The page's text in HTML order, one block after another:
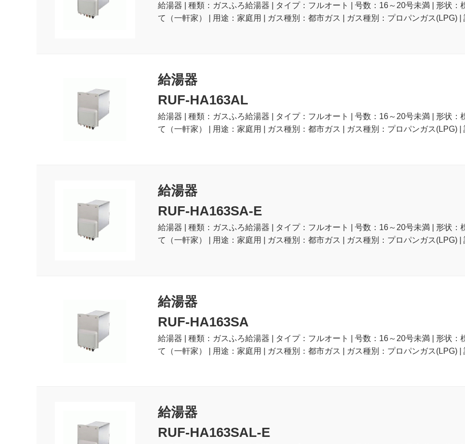
給湯器 | 種類：ガスふろ給湯器 | タイプ：フルオート | 号数：16～20号未満 | 形状
て（一軒家） | 用途：家庭用 | ガス種別：都市ガス | ガス種別：プロパンガス(LPG) |
給湯器
RUF-HA163AL
給湯器 | 種類：ガスふろ給湯器 | タイプ：フルオート | 号数：16～20号未満 | 形状
て（一軒家） | 用途：家庭用 | ガス種別：都市ガス | ガス種別：プロパンガス(LPG) |
給湯器
RUF-HA163SA-E
給湯器 | 種類：ガスふろ給湯器 | タイプ：フルオート | 号数：16～20号未満 | 形状
て（一軒家） | 用途：家庭用 | ガス種別：都市ガス | ガス種別：プロパンガス(LPG) |
給湯器
RUF-HA163SA
給湯器 | 種類：ガスふろ給湯器 | タイプ：フルオート | 号数：16～20号未満 | 形状
て（一軒家） | 用途：家庭用 | ガス種別：都市ガス | ガス種別：プロパンガス(LPG) |
給湯器
RUF-HA163SAL-E